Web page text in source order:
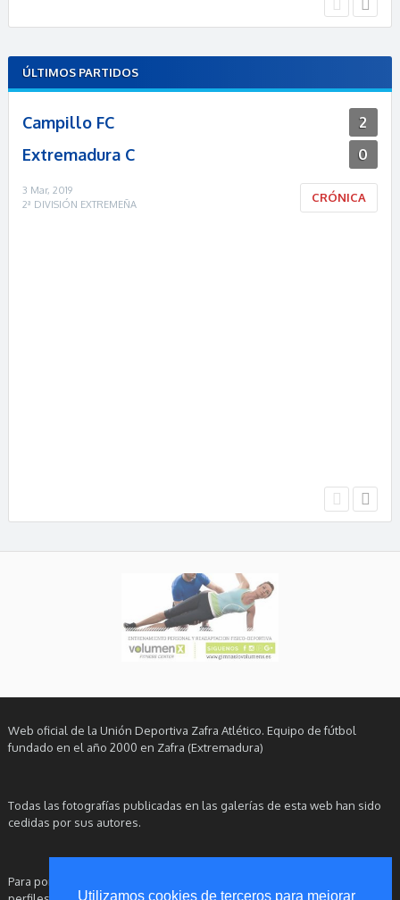
Utilizamos cookies de terceros para mejorar
ÚLTIMOS PARTIDOS
Campillo FC 2
Extremadura C 0
3 Mar, 2019
2ª DIVISIÓN EXTREMEÑA
CRÓNICA
Web oficial de la Unión Deportiva Zafra Atlético. Equipo de fútbol
fundado en el año 2000 en Zafra (Extremadura)
Todas las fotografías publicadas en las galerías de esta web han sido
cedidas por sus autores.
Para ponerse en contacto con este Club, le rogamos utilice nuestros